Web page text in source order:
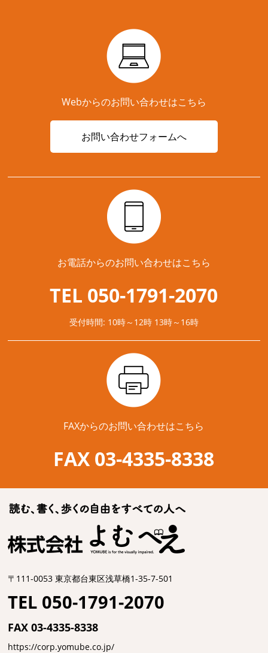
Webからのお問い合わせはこちら
お問い合わせフォームへ
お電話からのお問い合わせはこちら
TEL 050-1791-2070
受付時間: 10時～12時 13時～16時
FAXからのお問い合わせはこちら
FAX 03-4335-8338
〒111-0053 東京都台東区浅草橋1-35-7-501
TEL 050-1791-2070
FAX 03-4335-8338
https://corp.yomube.co.jp/